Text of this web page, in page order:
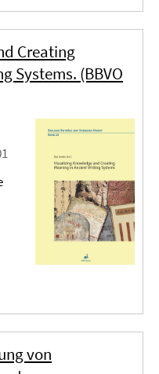
Creating
Systems. (BBVO
von